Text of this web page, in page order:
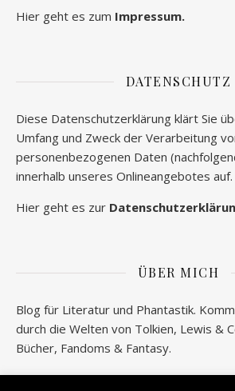
Hier geht es zum Impressum.
DATENSCHUTZ
Diese Datenschutzerklärung klärt Sie
Umfang und Zweck der Verarbeitung
personenbezogenen Daten
innerhalb unseres Onlineangebotes auf.
Hier geht es zur
ÜBER MICH
Blog für Literatur und Phantastik.
durch die Welten von Tolkien, Lewis &
Bücher, Fandoms & Fantasy.
Wer verbirgt sich hinter